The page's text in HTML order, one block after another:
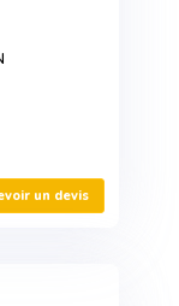
un devis